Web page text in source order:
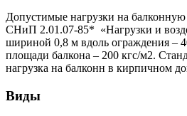
Допустимые нагрузки на
СНиП 2.01.07-85* «Нагрузки и
шириной 0,8 м вдоль ограждения –
площади балкона – 200 кгс/м2.
нагрузка на балконн в кирпичном
Виды